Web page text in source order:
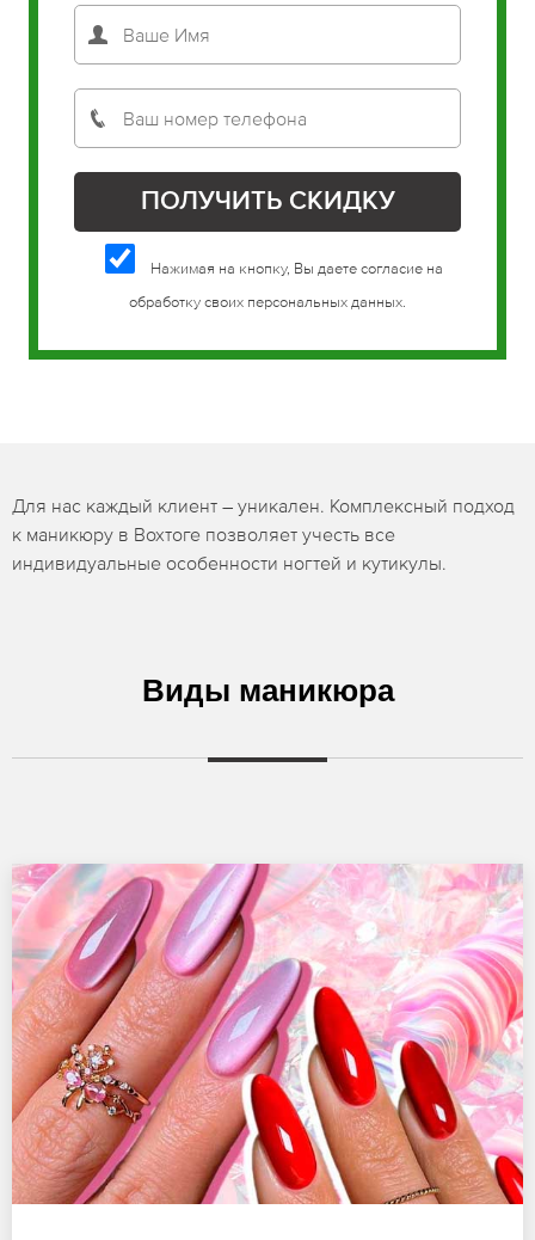
Нажимая на кнопку, Вы даете согласие на
обработку своих персональных данных.
Для нас каждый клиент – уникален. Комплексный подход
к маникюру в Вохтоге позволяет учесть все
индивидуальные особенности ногтей и кутикулы.
Виды маникюра